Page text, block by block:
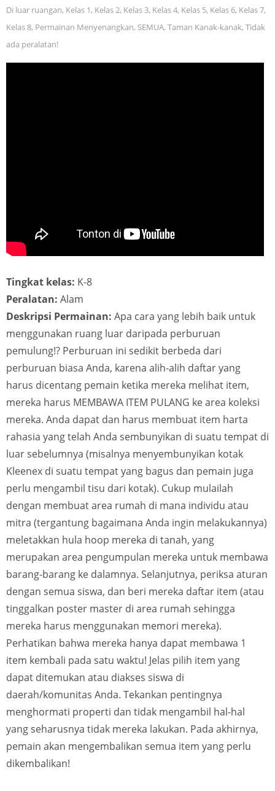
Di luar ruangan, Kelas 1, Kelas 2, Kelas 3, Kelas 4, Kelas 5, Kelas 6, Kelas 7,
Kelas 8, Permainan Menyenangkan, SEMUA, Taman Kanak-kanak, Tidak
ada peralatan!
Tingkat kelas: K-8
Peralatan: Alam
Deskripsi Permainan: Apa cara yang lebih baik untuk
menggunakan ruang luar daripada perburuan
pemulung!? Perburuan ini sedikit berbeda dari
perburuan biasa Anda, karena alih-alih daftar yang
harus dicentang pemain ketika mereka melihat item,
mereka harus MEMBAWA ITEM PULANG ke area koleksi
mereka. Anda dapat dan harus membuat item harta
rahasia yang telah Anda sembunyikan di suatu tempat di
luar sebelumnya (misalnya menyembunyikan kotak
Kleenex di suatu tempat yang bagus dan pemain juga
perlu mengambil tisu dari kotak). Cukup mulailah
dengan membuat area rumah di mana individu atau
mitra (tergantung bagaimana Anda ingin melakukannya)
meletakkan hula hoop mereka di tanah, yang
merupakan area pengumpulan mereka untuk membawa
barang-barang ke dalamnya. Selanjutnya, periksa aturan
dengan semua siswa, dan beri mereka daftar item (atau
tinggalkan poster master di area rumah sehingga
mereka harus menggunakan memori mereka).
Perhatikan bahwa mereka hanya dapat membawa 1
item kembali pada satu waktu! Jelas pilih item yang
dapat ditemukan atau diakses siswa di
daerah/komunitas Anda. Tekankan pentingnya
menghormati properti dan tidak mengambil hal-hal
yang seharusnya tidak mereka lakukan. Pada akhirnya,
pemain akan mengembalikan semua item yang perlu
dikembalikan!